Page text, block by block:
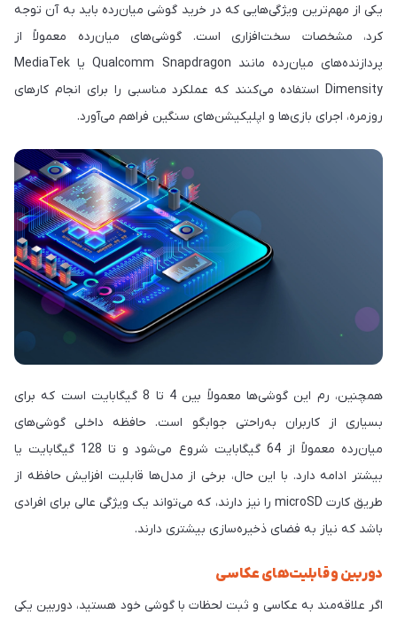
یکی از مهم‌ترین ویژگی‌هایی که در خرید گوشی میان‌رده باید به آن توجه
کرد، مشخصات سخت‌افزاری است. گوشی‌های میان‌رده معمولاً از
پردازنده‌های میان‌رده مانند Qualcomm Snapdragon یا MediaTek
Dimensity استفاده می‌کنند که عملکرد مناسبی را برای انجام کارهای
روزمره، اجرای بازی‌ها و اپلیکیشن‌های سنگین فراهم می‌آورد.
همچنین، رم این گوشی‌ها معمولاً بین 4 تا 8 گیگابایت است که برای
بسیاری از کاربران به‌راحتی جوابگو است. حافظه داخلی گوشی‌های
میان‌رده معمولاً از 64 گیگابایت شروع می‌شود و تا 128 گیگابایت یا
بیشتر ادامه دارد. با این حال، برخی از مدل‌ها قابلیت افزایش حافظه از
طریق کارت microSD را نیز دارند، که می‌تواند یک ویژگی عالی برای افرادی
باشد که نیاز به فضای ذخیره‌سازی بیشتری دارند.
دوربین و قابلیت‌های عکاسی
اگر علاقه‌مند به عکاسی و ثبت لحظات با گوشی خود هستید، دوربین یکی